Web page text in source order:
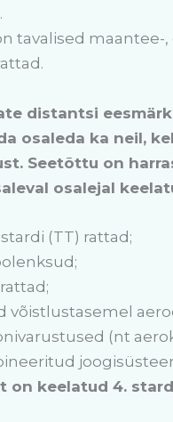
tavalised maantee-,
distantsi
osaleda ka neil,
Seetõttu on
osalejal
(TT) rattad;
võistlustasemel
(nt
on keelatud 4.